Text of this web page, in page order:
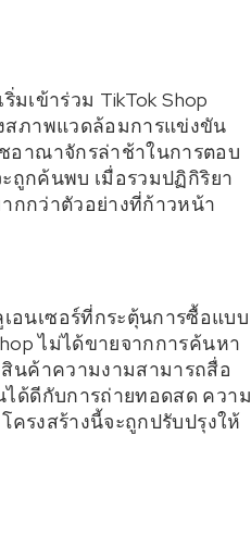
เข้าร่วม TikTok Shop
สภาพแวดล้อมการแข่งขัน
อาณาจักรล่าช้าในการตอบ
ถูกค้นพบ เมื่อรวมปฏิกิริยา
กกว่าตัวอย่างที่ก้าวหน้า
อนเซอร์ที่กระตุ้นการซื้อแบบ
ไม่ได้ขายจากการค้นหา
นค้าความงามสามารถสื่อ
ได้ดีกับการถ่ายทอดสด ความ
ครงสร้างนี้จะถูกปรับปรุงให้